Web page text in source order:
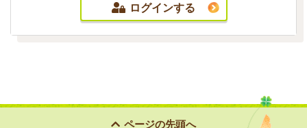
ログインする
ページの先頭へ